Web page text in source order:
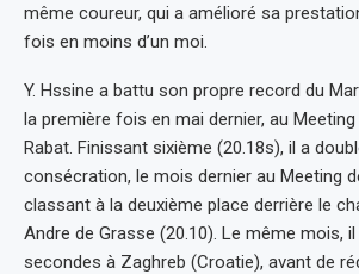
même coureur, qui a amélioré sa
fois en moins d’un moi.
Y. Hssine a battu son propre record du
la première fois en mai dernier, au
Rabat. Finissant sixième (20.18s), il a
consécration, le mois dernier au Meeting
classant à la deuxième place derrière le
Andre de Grasse (20.10). Le même mois,
secondes à Zaghreb (Croatie), avant de